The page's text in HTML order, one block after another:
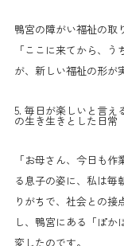
鴨宮の障がい福祉の取
「ここに来てから、
が、新しい福祉の形が
5. 毎日が楽しいと言え
の生き生きとした日常
「お母さん、今日も
る息子の姿に、私は毎
りがちで、社会との
し、鴨宮にある「ぽ
変したのです。